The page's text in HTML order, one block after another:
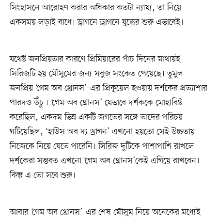
সিংহাসনে আরোহণ করার অধিকার কতটা ন্যায্য, তা নিয়ে
একসময় লড়াই বাধে। ড্রাগনে ড্রাগনে যুদ্ধের শুরু এভাবেই।
যথেষ্ট জনপ্রিয়তার কারণে প্রিমিয়ারের পাঁচ দিনের মাথায়ই
সিরিজটি ২য় মৌসুমের জন্য সবুজ সংকেত পেয়েছে। তুমুল
জনপ্রিয় ‘গেম অব থ্রোনস’-এর প্রিকুয়েল হওয়ায় দর্শকের প্রত্যাশার
পারদও উঁচু৷ ‘গেম অব থ্রোনস’ যেভাবে দর্শককে মোহাবিষ্ট
করেছিল, একদম ভিন্ন একটি জগতের সঙ্গে তাদের পরিচয়
ঘটিয়েছিল, ‘হাউস অব দ্য ড্রাগন’ এখনো হয়তো সেই উচ্চতায়
নিজেকে নিয়ে যেতে পারেনি। সিরিজ দুটিকে পাশাপাশি রাখলে
দর্শকেরা সম্ভবত এখনো ‘গেম অব থ্রোনস’কেই এগিয়ে রাখবেন।
কিন্তু এ তো সবে শুরু।
আবার ‘গেম অব থ্রোনস’-এর শেষ মৌসুম নিয়ে অনেকের মধ্যেই